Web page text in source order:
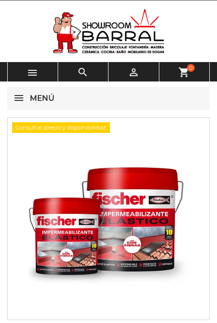
   shopping_cart0
MENÚ
Consultar precio y disponibilidad.